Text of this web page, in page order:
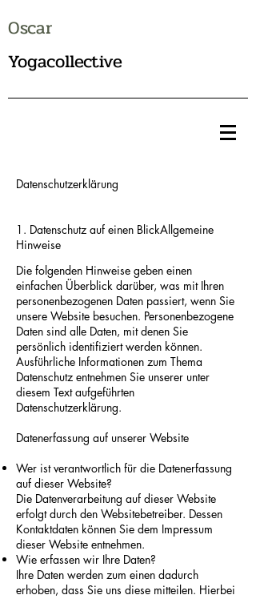
Oscar
Yogacollective
Datenschutzerklärung
1. Datenschutz auf einen BlickAllgemeine
Hinweise
Die folgenden Hinweise geben einen
einfachen Überblick darüber, was mit Ihren
personenbezogenen Daten passiert, wenn Sie
unsere Website besuchen. Personenbezogene
Daten sind alle Daten, mit denen Sie
persönlich identifiziert werden können.
Ausführliche Informationen zum Thema
Datenschutz entnehmen Sie unserer unter
diesem Text aufgeführten
Datenschutzerklärung.
Datenerfassung auf unserer Website
Wer ist verantwortlich für die Datenerfassung
auf dieser Website?
Die Datenverarbeitung auf dieser Website
erfolgt durch den Websitebetreiber. Dessen
Kontaktdaten können Sie dem Impressum
dieser Website entnehmen.
Wie erfassen wir Ihre Daten?
Ihre Daten werden zum einen dadurch
erhoben, dass Sie uns diese mitteilen. Hierbei